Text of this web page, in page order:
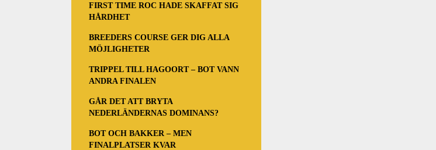
FIRST TIME ROC HADE SKAFFAT SIG
HÅRDHET
BREEDERS COURSE GER DIG ALLA
MÖJLIGHETER
TRIPPEL TILL HAGOORT – BOT VANN
ANDRA FINALEN
GÅR DET ATT BRYTA
NEDERLÄNDERNAS DOMINANS?
BOT OCH BAKKER – MEN
FINALPLATSER KVAR